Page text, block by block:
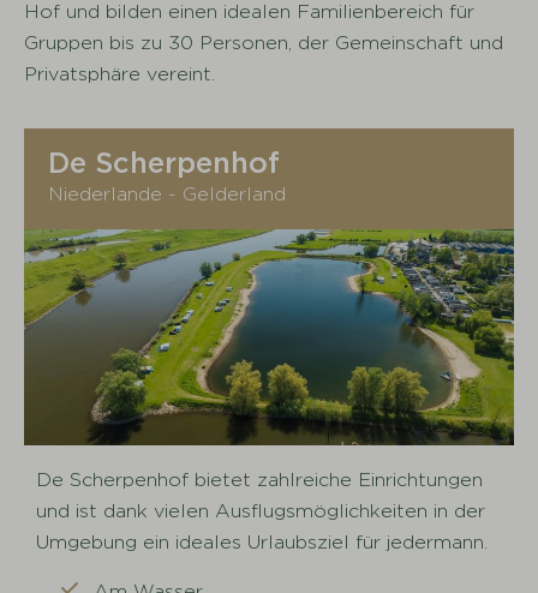
Hof und bilden einen idealen Familienbereich für
Gruppen bis zu 30 Personen, der Gemeinschaft und
Privatsphäre vereint.
De Scherpenhof
Niederlande - Gelderland
De Scherpenhof bietet zahlreiche Einrichtungen
und ist dank vielen Ausflugsmöglichkeiten in der
Umgebung ein ideales Urlaubsziel für jedermann.